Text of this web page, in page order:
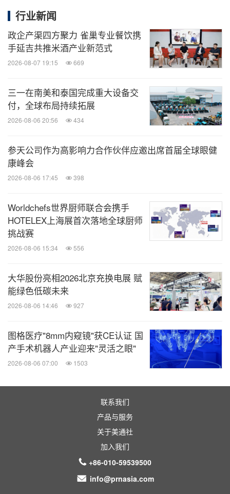
新品牌商会员：一亩田未来食品、国宏生物、科瑞源
食品
生物科技有限公司、科瑞源食品有限公司三家企业
（排名不分先后）正式加入IPIA，成为品牌商会员。
一亩田未来食品总经理赵臣岭先生与国宏生物副总经
赵臣岭对于正式成为IPIA成员倍感荣幸。他表示，得
亩田未来食品在食品加工行业已积累了十年的丰富经
验，但在新兴的蛋白行业中，一亩田未来食品尚属初
入者，因此衷心希望IPIA、布勒集团、江南大学等大
型企业及学术机构能够继续发挥引领作用，为中小企
赵昕同样为加入IPIA平台感到非常荣幸。她认为，此
强企业间的协同合作，从而提升整个行业的创新和发
展效率。随着植物蛋白与动物蛋白产业的持续演进，
企业既迎来了巨大的市场机遇，也面临着前所未有的
挑战。因此，她期待与布勒等设备和技术提供商建立
更为紧密的合作关系，共同在技术研发、前端消费者
洞察等方面做好准备。此外她也坚信，这将有助于企
业更准确地把握市场动态，实现生产与销售的高效对
新战略合作伙伴：璞跃中国
行业新闻
政企产渠四方聚力 雀巢专业餐饮携
手延吉共推米酒产业新范式
2026-08-07 19:15 669
三一在南美和泰国完成重大设备交
付，全球布局持续拓展
2026-08-06 20:56 434
参天公司作为高影响力合作伙伴应邀出席首届全球眼健
康峰会
2026-08-06 17:45 398
Worldchefs世界厨师联合会携手
HOTELEX上海展首次落地全球厨师
挑战赛
2026-08-06 15:34 556
大华股份亮相2026北京充换电展 赋
能绿色低碳未来
2026-08-06 14:46 927
图格医疗"8mm内窥镜"获CE认证 国
产手术机器人产业迎来"灵活之眼"
2026-08-06 07:00 1503
联系我们
产品与服务
关于美通社
加入我们
+86-010-59539500
info@prnasia.com